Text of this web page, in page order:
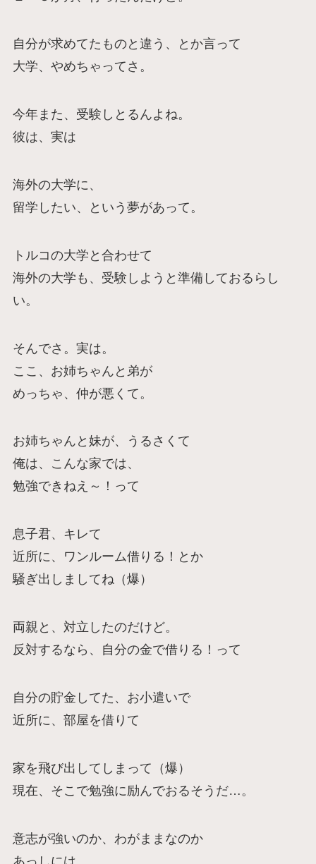
自分が求めてたものと違う、とか言って
大学、やめちゃってさ。
今年また、受験しとるんよね。
彼は、実は
海外の大学に、
留学したい、という夢があって。
トルコの大学と合わせて
海外の大学も、受験しようと準備しておるらし
い。
そんでさ。実は。
ここ、お姉ちゃんと弟が
めっちゃ、仲が悪くて。
お姉ちゃんと妹が、うるさくて
俺は、こんな家では、
勉強できねえ～！って
息子君、キレて
近所に、ワンルーム借りる！とか
騒ぎ出しましてね（爆）
両親と、対立したのだけど。
反対するなら、自分の金で借りる！って
自分の貯金してた、お小遣いで
近所に、部屋を借りて
家を飛び出してしまって（爆）
現在、そこで勉強に励んでおるそうだ…。
意志が強いのか、わがままなのか
あっしには、